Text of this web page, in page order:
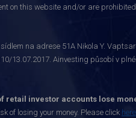
on this website and/or are
na adrese 51A Nikola Y.
13.07.2017. Ainvesting působí v
retail investor accounts lose
of losing your money. Please click here